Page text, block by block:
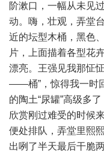
阶漱口，一幅从未见
动。嗨，壮观，弄堂
近的坛型木桶，黑色
片，上面描着各型花
漂亮。王强见我那怔
——桶”，惊得我一时
的陶土“尿罐”高级多
欣赏刚过难受的时候
便处排队，弄堂里熙
出咧了半天最后干脆